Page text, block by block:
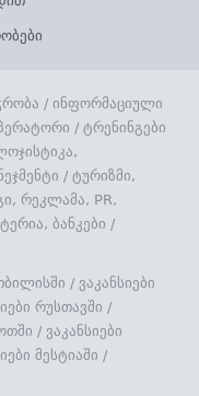
/ ინფორმაციული
/ ტრენინგები
/ ტურიზმი,
რეკლამა, PR,
ბანკები /
/ ვაკანსიები
რუსთავში /
/ ვაკანსიები
მესტიაში /